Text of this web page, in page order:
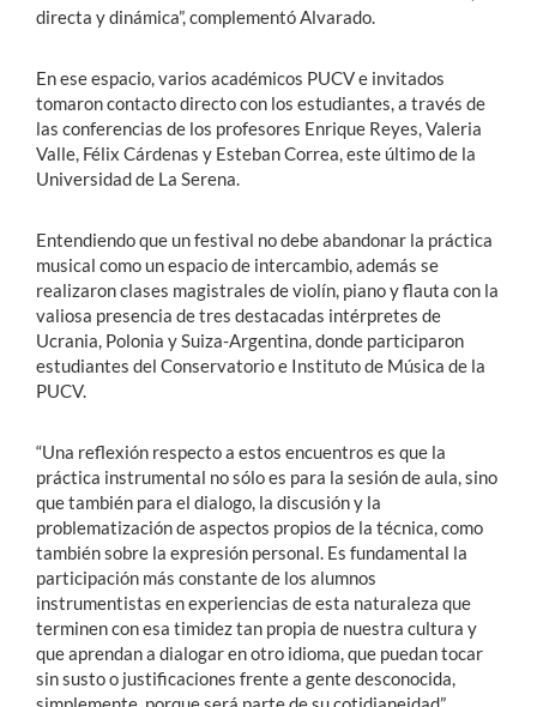
directa y dinámica”, complementó Alvarado.
En ese espacio, varios académicos PUCV e invitados
tomaron contacto directo con los estudiantes, a través de
las conferencias de los profesores Enrique Reyes, Valeria
Valle, Félix Cárdenas y Esteban Correa, este último de la
Universidad de La Serena.
Entendiendo que un festival no debe abandonar la práctica
musical como un espacio de intercambio, además se
realizaron clases magistrales de violín, piano y flauta con la
valiosa presencia de tres destacadas intérpretes de
Ucrania, Polonia y Suiza-Argentina, donde participaron
estudiantes del Conservatorio e Instituto de Música de la
PUCV.
“Una reflexión respecto a estos encuentros es que la
práctica instrumental no sólo es para la sesión de aula, sino
que también para el dialogo, la discusión y la
problematización de aspectos propios de la técnica, como
también sobre la expresión personal. Es fundamental la
participación más constante de los alumnos
instrumentistas en experiencias de esta naturaleza que
terminen con esa timidez tan propia de nuestra cultura y
que aprendan a dialogar en otro idioma, que puedan tocar
sin susto o justificaciones frente a gente desconocida,